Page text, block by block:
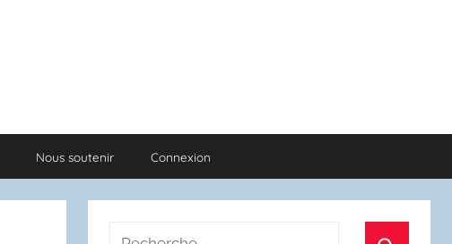
Nous soutenir Connexion
Recherche